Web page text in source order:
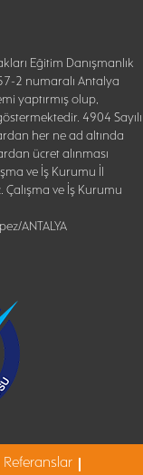
Eğitim Danışmanlık
2 numaralı Antalya
yaptırmış olup,
4904 Sayılı
her ne ad altında
ücret alınması
ve İş Kurumu İl
ve İş Kurumu
ANTALYA
Referanslar